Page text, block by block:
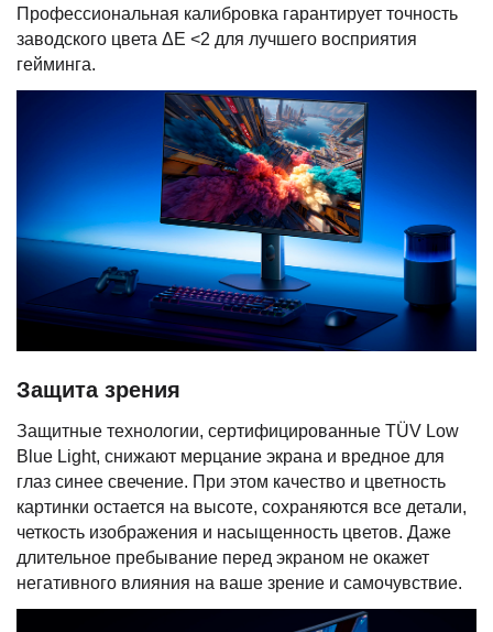
Профессиональная калибровка гарантирует точность
заводского цвета ΔE <2 для лучшего восприятия
гейминга.
Защита зрения
Защитные технологии, сертифицированные TÜV Low
Blue Light, снижают мерцание экрана и вредное для
глаз синее свечение. При этом качество и цветность
картинки остается на высоте, сохраняются все детали,
четкость изображения и насыщенность цветов. Даже
длительное пребывание перед экраном не окажет
негативного влияния на ваше зрение и самочувствие.